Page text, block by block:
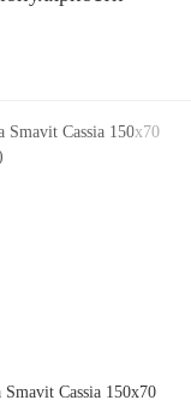
Smavit Cassia 150x70